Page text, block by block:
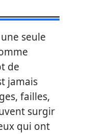
seule
de
jamais
failles,
surgir
qui ont